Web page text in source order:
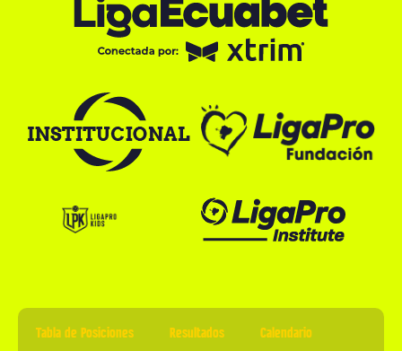
Tabla de Posiciones Resultados Calendario